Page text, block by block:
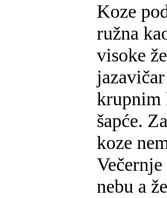
Koze
ružna
visoke
krupnim
šapće.
koze
nebu a